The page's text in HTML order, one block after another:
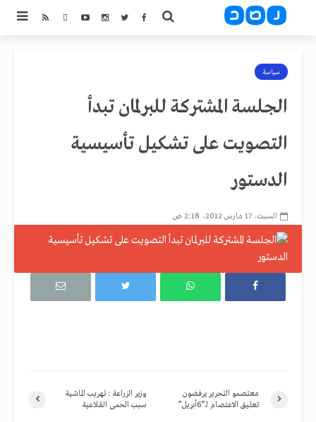
سياسة
الجلسة المشتركة للبرلمان تبدأ
التصويت على تشكيل تأسيسية
الدستور
السبت، 17 مارس 2012، 2:18 ص
وزير الزراعة : تهريب الماشية
سبب الحمى القلاعية
معتصمو التحرير يرفضون
تعليق الاعتصام لـ”6أبريل”